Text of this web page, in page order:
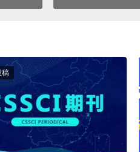
稿